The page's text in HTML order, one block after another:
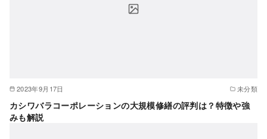
2023年9月17日 未分類
カシワバラコーポレーションの大規模修繕の評判は？特徴や強
みも解説